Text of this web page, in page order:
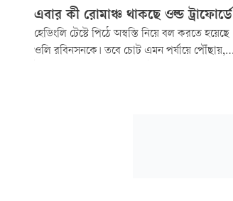
এবার কী রােমাঞ্চ থাকছে ওল্ড ট্রাফোর্ডে
হেডিংলি টেস্টে পিঠে অস্বস্তি নিয়ে বল করতে হয়েছে
ওলি রবিনসনকে। তবে চোট এমন পর্যায়ে পৌঁছায়,